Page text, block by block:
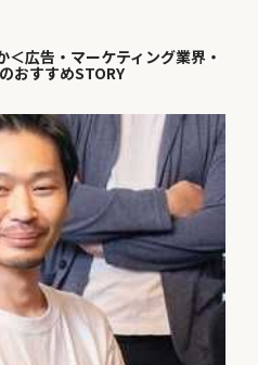
＜広告・マーケティング業界・
おすすめSTORY